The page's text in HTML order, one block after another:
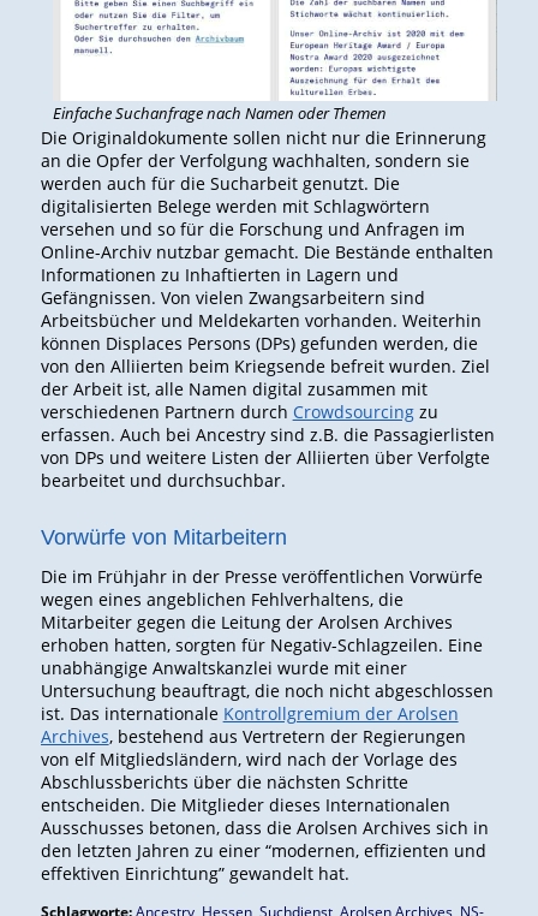
Einfache Suchanfrage nach Namen oder Themen
Die Originaldokumente sollen nicht nur die Erinnerung
an die Opfer der Verfolgung wachhalten, sondern sie
werden auch für die Sucharbeit genutzt. Die
digitalisierten Belege werden mit Schlagwörtern
versehen und so für die Forschung und Anfragen im
Online-Archiv nutzbar gemacht. Die Bestände enthalten
Informationen zu Inhaftierten in Lagern und
Gefängnissen. Von vielen Zwangsarbeitern sind
Arbeitsbücher und Meldekarten vorhanden. Weiterhin
können Displaces Persons (DPs) gefunden werden, die
von den Alliierten beim Kriegsende befreit wurden. Ziel
der Arbeit ist, alle Namen digital zusammen mit
verschiedenen Partnern durch Crowdsourcingzu
erfassen. Auch bei Ancestry sind z.B. die Passagierlisten
von DPs und weitere Listen der Alliierten über Verfolgte
bearbeitet und durchsuchbar.
Vorwürfe von Mitarbeitern
Die im Frühjahr in der Presse veröffentlichen Vorwürfe
wegen eines angeblichen Fehlverhaltens, die
Mitarbeiter gegen die Leitung der Arolsen Archives
erhoben hatten, sorgten für Negativ-Schlagzeilen. Eine
unabhängige Anwaltskanzlei wurde mit einer
Untersuchung beauftragt, die noch nicht abgeschlossen
ist. Das internationale Kontrollgremium der Arolsen
Archives, bestehend aus Vertretern der Regierungen
von elf Mitgliedsländern, wird nach der Vorlage des
Abschlussberichts über die nächsten Schritte
entscheiden. Die Mitglieder dieses Internationalen
Ausschusses betonen, dass die Arolsen Archives sich in
den letzten Jahren zu einer “modernen, effizienten und
effektiven Einrichtung” gewandelt hat.
Schlagworte: Ancestry, Hessen, Suchdienst, Arolsen Archives, NS-